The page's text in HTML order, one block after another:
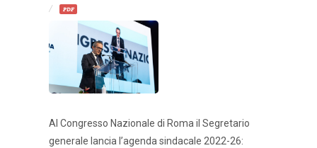
PDF
Al Congresso Nazionale di Roma il Segretario
generale lancia l’agenda sindacale 2022-26: